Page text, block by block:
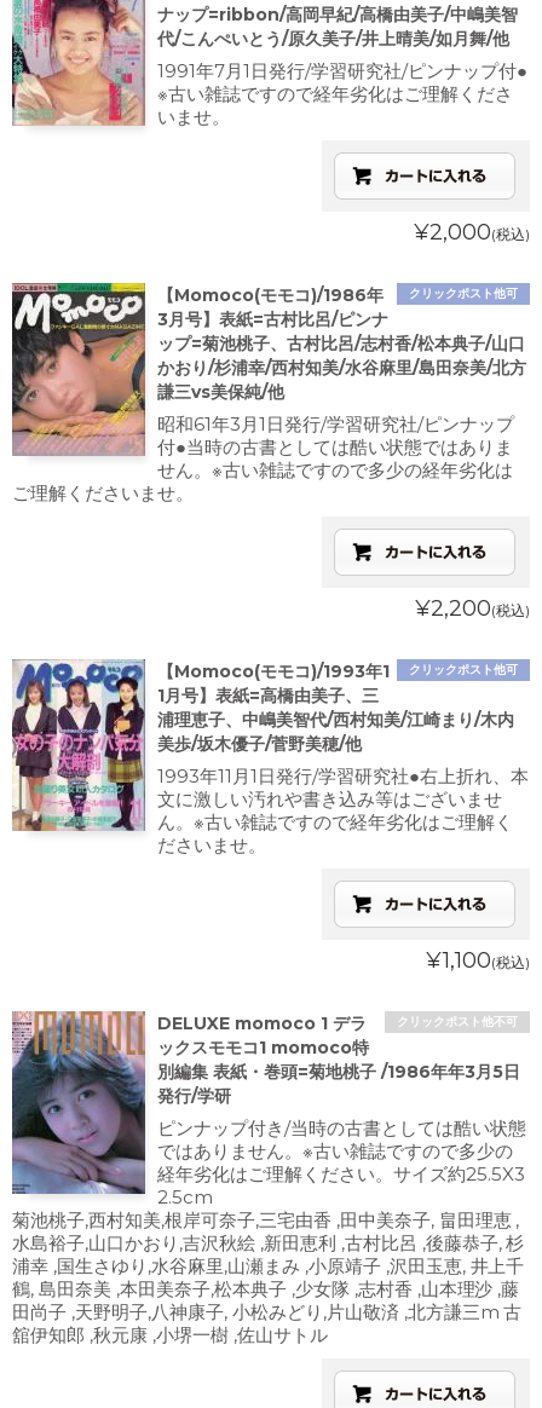
ナップ=ribbon/高岡早紀/高橋由美子/中嶋美智
代/こんぺいとう/原久美子/井上晴美/如月舞/他
1991年7月1日発行/学習研究社/ピンナップ付●
※古い雑誌ですので経年劣化はご理解くださ
いませ。
¥2,000(税込)
クリックポスト他可
【Momoco(モモコ)/1986年
3月号】表紙=古村比呂/ピンナ
ップ=菊池桃子、古村比呂/志村香/松本典子/山口
かおり/杉浦幸/西村知美/水谷麻里/島田奈美/北方
謙三vs美保純/他
昭和61年3月1日発行/学習研究社/ピンナップ
付●当時の古書としては酷い状態ではありま
せん。※古い雑誌ですので多少の経年劣化は
ご理解くださいませ。
¥2,200(税込)
クリックポスト他可
【Momoco(モモコ)/1993年1
1月号】表紙=高橋由美子、三
浦理恵子、中嶋美智代/西村知美/江崎まり/木内
美歩/坂木優子/菅野美穂/他
1993年11月1日発行/学習研究社●右上折れ、本
文に激しい汚れや書き込み等はございませ
ん。※古い雑誌ですので経年劣化はご理解く
ださいませ。
¥1,100(税込)
クリックポスト他不可
DELUXE momoco 1 デラ
ックスモモコ1 momoco特
別編集 表紙・巻頭=菊地桃子 /1986年年3月5日
発行/学研
ピンナップ付き/当時の古書としては酷い状態
ではありません。※古い雑誌ですので多少の
経年劣化はご理解ください。サイズ約25.5X3
2.5cm
菊池桃子,西村知美,根岸可奈子,三宅由香 ,田中美奈子, 畠田理恵 ,
水島裕子,山口かおり,吉沢秋絵 ,新田恵利 ,古村比呂 ,後藤恭子, 杉
浦幸 ,国生さゆり,水谷麻里,山瀬まみ ,小原靖子 ,沢田玉恵, 井上千
鶴, 島田奈美 ,本田美奈子,松本典子 ,少女隊 ,志村香 ,山本理沙 ,藤
田尚子 ,天野明子,八神康子, 小松みどり,片山敬済 ,北方謙三m 古
舘伊知郎 ,秋元康 ,小堺一樹 ,佐山サトル